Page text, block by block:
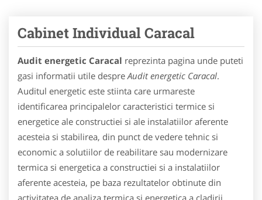
Cabinet Individual Caracal
Audit energetic Caracal reprezinta pagina unde puteti
gasi informatii utile despre Audit energetic Caracal.
Auditul energetic este stiinta care urmareste
identificarea principalelor caracteristici termice si
energetice ale constructiei si ale instalatiilor aferente
acesteia si stabilirea, din punct de vedere tehnic si
economic a solutiilor de reabilitare sau modernizare
termica si energetica a constructiei si a instalatiilor
aferente acesteia, pe baza rezultatelor obtinute din
activitatea de analiza termica si energetica a cladirii.